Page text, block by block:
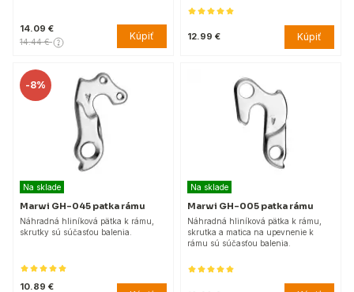
14.09 €
14.44 € Kúpiť 12.99 € Kúpiť
-8%
Na sklade
Marwi GH-045 patka rámu
Náhradná hliníková pätka k rámu,
skrutky sú súčasťou balenia.
10.89 €
Na sklade
Marwi GH-005 patka rámu
Náhradná hliníková pätka k rámu,
skrutka a matica na upevnenie k
rámu sú súčasťou balenia.